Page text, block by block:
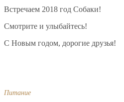
Встречаем 2018 год Собаки!
Смотрите и улыбайтесь!
С Новым годом, дорогие друзья!
Питание